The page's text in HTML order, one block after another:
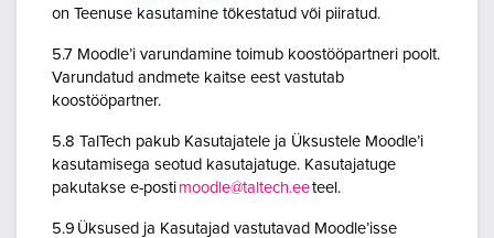
on Teenuse kasutamine tõkestatud või piiratud.
5.7 Moodle’i varundamine toimub koostööpartneri poolt.
Varundatud andmete kaitse eest vastutab
koostööpartner.
5.8 TalTech pakub Kasutajatele ja Üksustele Moodle’i
kasutamisega seotud kasutajatuge. Kasutajatuge
pakutakse e-posti moodle@taltech.eeteel.
5.9 Üksused ja Kasutajad vastutavad Moodle’isse